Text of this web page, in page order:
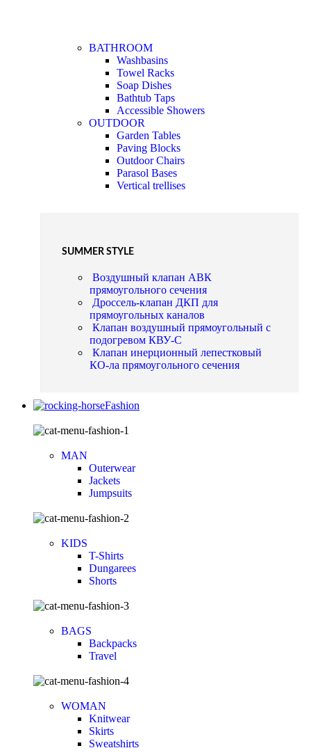
BATHROOM
Washbasins
Towel Racks
Soap Dishes
Bathtub Taps
Accessible Showers
OUTDOOR
Garden Tables
Paving Blocks
Outdoor Chairs
Parasol Bases
Vertical trellises
SUMMER STYLE
Воздушный клапан АВК
прямоугольного сечения
Дроссель-клапан ДКП для
прямоугольных каналов
Клапан воздушный прямоугольный с
подогревом КВУ-С
Клапан инерционный лепестковый
КО-ла прямоугольного сечения
Fashion
MAN
Outerwear
Jackets
Jumpsuits
KIDS
T-Shirts
Dungarees
Shorts
BAGS
Backpacks
Travel
WOMAN
Knitwear
Skirts
Sweatshirts